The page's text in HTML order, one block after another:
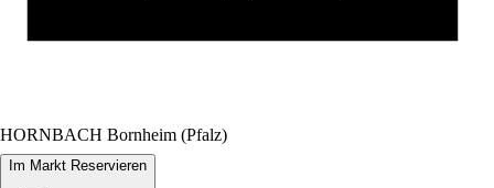
HORNBACH Bornheim (Pfalz)
Im Markt Reservieren